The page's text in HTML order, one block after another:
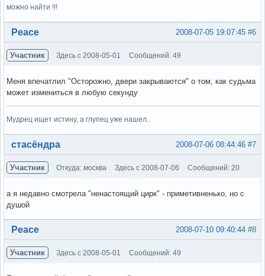
можно найти !!!
Вне форума #6
2008-07-05 19:07:45
Peace
Участник Здесь с 2008-05-01 Сообщений: 49
Меня впечатлил "Осторожно, двери закрываются" о том, как судьма
может измениться в любую секунду
Мудрец ищет истину, а глупец уже нашел..
Вне форума #7
2008-07-06 08:44:46
стасёндра
Участник Откуда: москва Здесь с 2008-07-06 Сообщений: 20
а я недавно смотрела "ненастоящий цирк" - приметивненько, но с
душой
Вне форума #8
2008-07-10 09:40:44
Peace
Участник Здесь с 2008-05-01 Сообщений: 49